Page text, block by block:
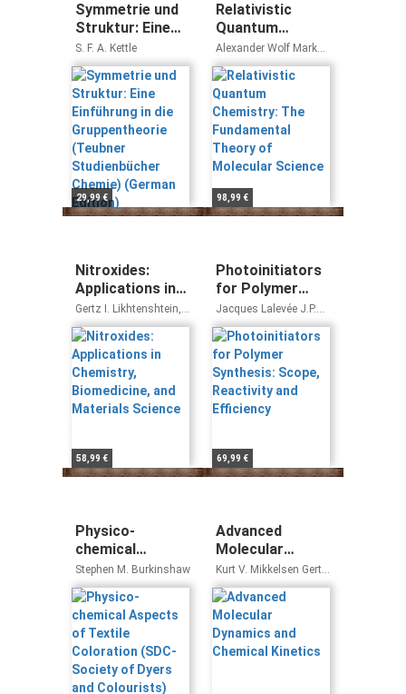
Symmetrie und
Struktur: Eine
Einführung in die
Gruppentheorie
(Teubner
Studienbücher
Chemie)
(German Edition)
S. F. A. Kettle
29,99 €
Relativistic
Quantum
Chemistry: The
Fundamental
Theory of
Molecular
Science
Alexander Wolf Markus
Reiher
98,99 €
Nitroxides:
Applications in
Chemistry,
Biomedicine, and
Materials
Science
Gertz I. Likhtenshtein,
Jun Yamauchi,
Shin'ichi Nakatsuji,
Alex I. Smirnov, Rui
Tamura
58,99 €
Photoinitiators
for Polymer
Synthesis:
Scope,
Reactivity and
Efficiency
Jacques Lalevée J.P.
Fouassier
69,99 €
Physico-
chemical
Aspects of
Textile
Coloration
(SDC-Society of
Dyers and
Colourists)
Stephen M. Burkinshaw
Advanced
Molecular
Dynamics and
Chemical
Kinetics
Kurt V. Mikkelsen Gert
Due Billing